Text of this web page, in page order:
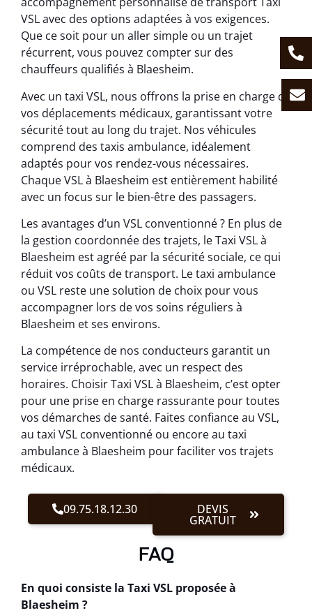
VSL avec des options adaptées à vos exigences.
Que ce soit pour un aller simple ou un trajet
récurrent, vous pouvez compter sur des
chauffeurs qualifiés à Blaesheim.
Avec un taxi VSL, nous offrons la prise en charge de
vos déplacements médicaux, garantissant votre
sécurité tout au long du trajet. Nos véhicules
comprend des taxis ambulance, idéalement
adaptés pour vos rendez-vous nécessaires.
Chaque VSL à Blaesheim est entièrement habilité
avec un focus sur le bien-être des passagers.
Les avantages d’un VSL conventionné ? En plus de
la gestion coordonnée des trajets, le Taxi VSL à
Blaesheim est agréé par la sécurité sociale, ce qui
réduit vos coûts de transport. Le taxi ambulance
ou VSL reste une solution de choix pour vous
accompagner lors de vos soins réguliers à
Blaesheim et ses environs.
La compétence de nos conducteurs garantit un
service irréprochable, avec un respect des
horaires. Choisir Taxi VSL à Blaesheim, c’est opter
pour une prise en charge rassurante pour toutes
vos démarches de santé. Faites confiance au VSL,
au taxi VSL conventionné ou encore au taxi
ambulance à Blaesheim pour faciliter vos trajets
médicaux.
09.75.18.12.30 DEVIS
GRATUIT
FAQ
En quoi consiste la Taxi VSL proposée à
Blaesheim ?